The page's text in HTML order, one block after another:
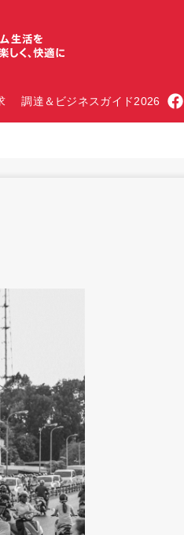
調達＆ビジネスガイド2026